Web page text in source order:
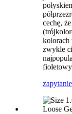
cechę,
kolorach
zwykle
zapytanie